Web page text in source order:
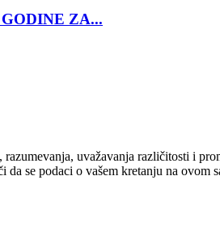
ZA...
uvažavanja različitosti i
se podaci o vašem kretanju na ovom